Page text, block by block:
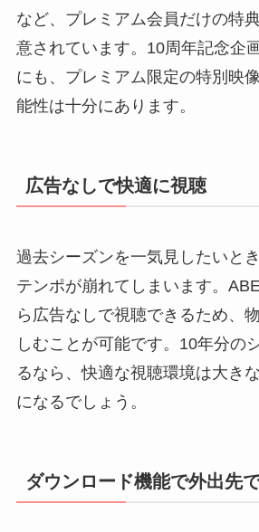
など、プレミアム会員だけの特
意されています。10周年記念企
にも、プレミアム限定の特別映
能性は十分にあります。
広告なしで快適に視聴
過去シーズンを一気見したいと
テンポが崩れてしまいます。
ら広告なしで視聴できるため、
しむことが可能です。10年分の
るなら、快適な視聴環境は大き
になるでしょう。
ダウンロード機能で外出先